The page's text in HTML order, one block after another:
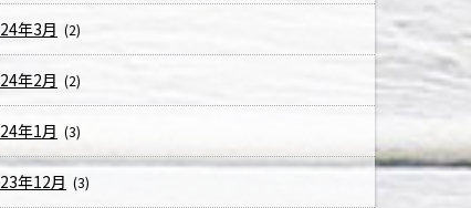
年3月 (2)
年2月 (2)
年1月 (3)
年12月 (3)